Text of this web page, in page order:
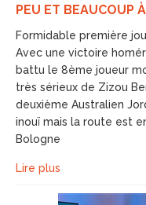
PEU ET BEAUCOUP
Formidable première
Avec une victoire
battu le 8ème joueur
très sérieux de Zizou
deuxième Australien
inouï mais la route est
Bologne
Lire plus